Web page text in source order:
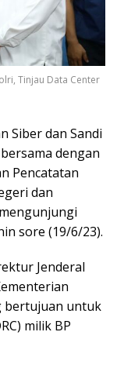
Tinjau Data Center
Siber dan Sandi
dengan
Pencatatan
dan
sore (19/6/23).
Jenderal
bertujuan untuk
milik BP